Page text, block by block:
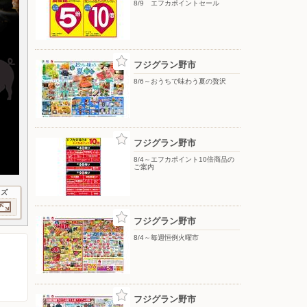
8/9 エフカポイントセール
フジグラン野市
8/6～おうちで味わう夏の贅沢
フジグラン野市
8/4～エフカポイント10倍商品の
ご案内
フジグラン野市
8/4～毎週恒例火曜市
フジグラン野市